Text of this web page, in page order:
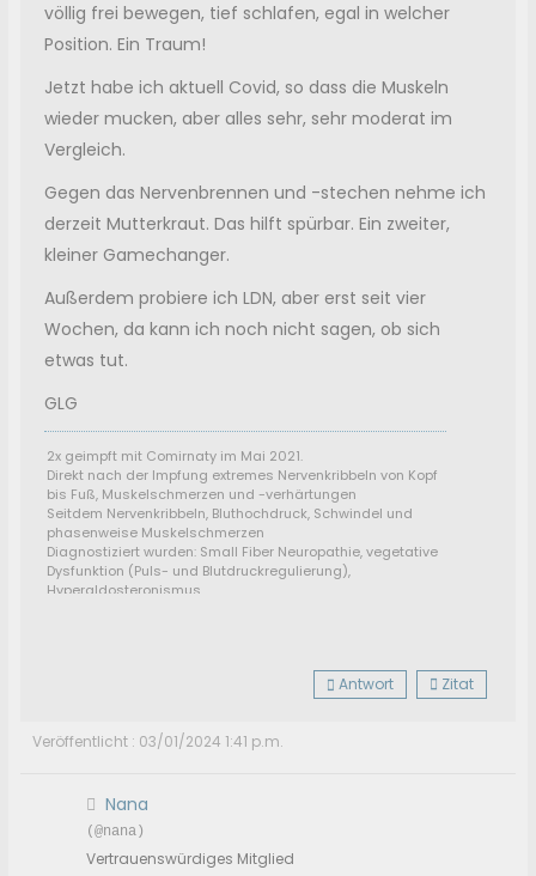
völlig frei bewegen, tief schlafen, egal in welcher
Position. Ein Traum!
Jetzt habe ich aktuell Covid, so dass die Muskeln
wieder mucken, aber alles sehr, sehr moderat im
Vergleich.
Gegen das Nervenbrennen und -stechen nehme ich
derzeit Mutterkraut. Das hilft spürbar. Ein zweiter,
kleiner Gamechanger.
Außerdem probiere ich LDN, aber erst seit vier
Wochen, da kann ich noch nicht sagen, ob sich
etwas tut.
GLG
2x geimpft mit Comirnaty im Mai 2021.
Direkt nach der Impfung extremes Nervenkribbeln von Kopf
bis Fuß, Muskelschmerzen und -verhärtungen
Seitdem Nervenkribbeln, Bluthochdruck, Schwindel und
phasenweise Muskelschmerzen
Diagnostiziert wurden: Small Fiber Neuropathie, vegetative
Dysfunktion (Puls- und Blutdruckregulierung),
Hyperaldosteronismus
Antwort Zitat
Veröffentlicht : 03/01/2024 1:41 p.m.
Nana
(@nana)
Vertrauenswürdiges Mitglied